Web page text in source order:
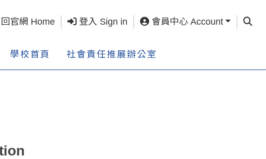
回官網 Home 登入 Sign in 會員中心 Account 查詢
學校首頁 社會責任推展辦公室